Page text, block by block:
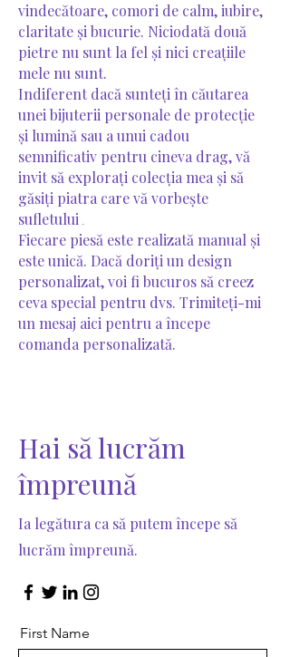
vindecătoare, comori de calm, iubire,
claritate și bucurie. Niciodată două
pietre nu sunt la fel și nici creațiile
mele nu sunt.
Indiferent dacă sunteți în căutarea
unei bijuterii personale de protecție
și lumină sau a unui cadou
semnificativ pentru cineva drag, vă
invit să explorați colecția mea și să
găsiți piatra care vă vorbește
sufletului .
Fiecare piesă este realizată manual și
este unică. Dacă doriți un design
personalizat, voi fi bucuros să creez
ceva special pentru dvs. Trimiteți-mi
un mesaj aici pentru a începe
comanda personalizată.
Hai să lucrăm
împreună
Ia legătura ca să putem începe să
lucrăm împreună.
First Name